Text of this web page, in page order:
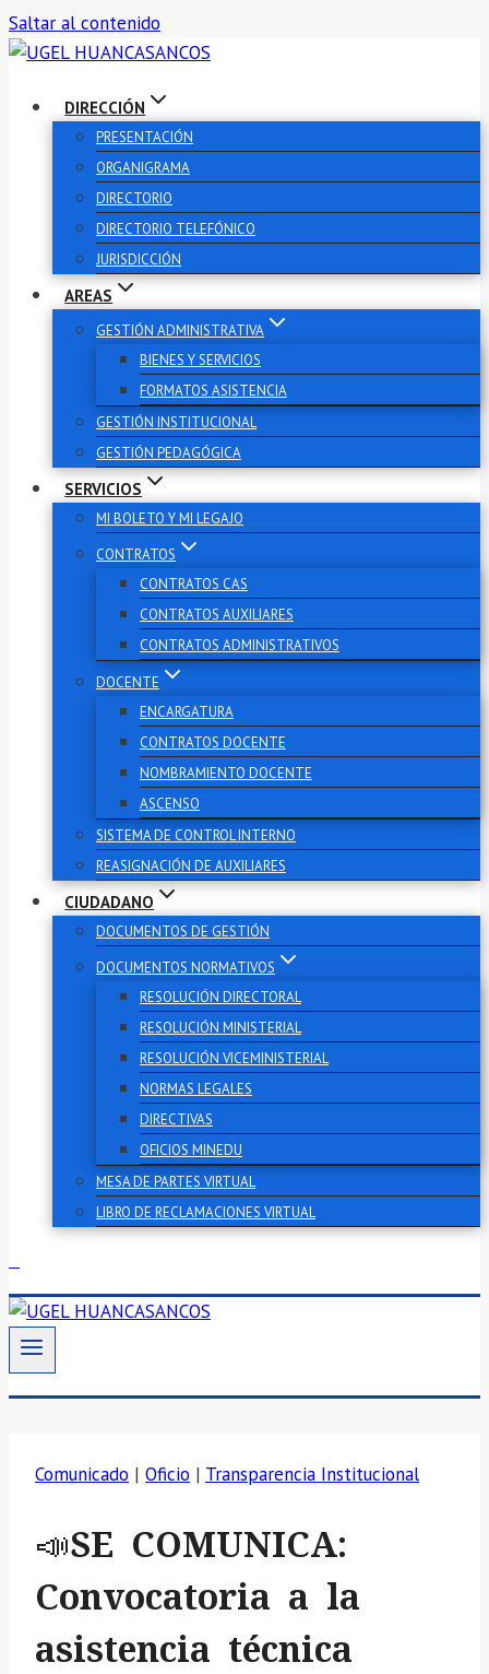
Saltar al contenido
DIRECCIÓN
PRESENTACIÓN
ORGANIGRAMA
DIRECTORIO
DIRECTORIO TELEFÓNICO
JURISDICCIÓN
AREAS
GESTIÓN ADMINISTRATIVA
BIENES Y SERVICIOS
FORMATOS ASISTENCIA
GESTIÓN INSTITUCIONAL
GESTIÓN PEDAGÓGICA
SERVICIOS
MI BOLETO Y MI LEGAJO
CONTRATOS
CONTRATOS CAS
CONTRATOS AUXILIARES
CONTRATOS ADMINISTRATIVOS
DOCENTE
ENCARGATURA
CONTRATOS DOCENTE
NOMBRAMIENTO DOCENTE
ASCENSO
SISTEMA DE CONTROL INTERNO
REASIGNACIÓN DE AUXILIARES
CIUDADANO
DOCUMENTOS DE GESTIÓN
DOCUMENTOS NORMATIVOS
RESOLUCIÓN DIRECTORAL
RESOLUCIÓN MINISTERIAL
RESOLUCIÓN VICEMINISTERIAL
NORMAS LEGALES
DIRECTIVAS
OFICIOS MINEDU
MESA DE PARTES VIRTUAL
LIBRO DE RECLAMACIONES VIRTUAL
Comunicado | Oficio | Transparencia Institucional
📣SE COMUNICA:
Convocatoria a la
asistencia técnica